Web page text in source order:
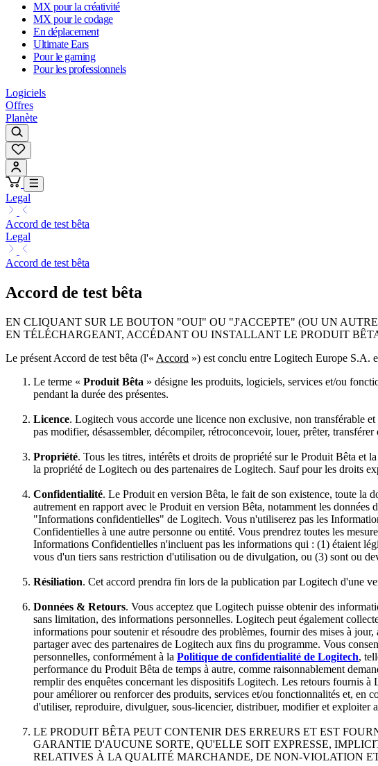
MX pour la créativité
MX pour le codage
En déplacement
Ultimate Ears
Pour le gaming
Pour les professionnels
Logiciels
Offres
Planète
Legal
Accord de test bêta
Legal
Accord de test bêta
Accord de test bêta
EN CLIQUANT SUR LE BOUTON "OUI" OU "J'ACCEPTE" (OU UN
EN TÉLÉCHARGEANT, ACCÉDANT OU INSTALLANT LE PRODUIT
Le présent Accord de test bêta (l'« Accord ») est conclu entre Logitech Europe S.A.
Le terme « Produit Bêta » désigne les produits, logiciels, services et/ou
pendant la durée des présentes.
Licence. Logitech vous accorde une licence non exclusive, non transférable
pas modifier, désassembler, décompiler, rétroconcevoir, louer, prêter,
Propriété. Tous les titres, intérêts et droits de propriété sur le Produit Bêta et
la propriété de Logitech ou des partenaires de Logitech. Sauf pour les droits
Confidentialité. Le Produit en version Bêta, le fait de son existence, toute la
autrement en rapport avec le Produit en version Bêta, notamment les
"Informations confidentielles" de Logitech. Vous n'utiliserez pas les
Confidentielles à une autre personne ou entité. Vous prendrez toutes les
Informations Confidentielles n'incluent pas les informations qui : (1) étaient
vous d'un tiers sans restriction d'utilisation ou de divulgation, ou (3) sont ou
Résiliation. Cet accord prendra fin lors de la publication par Logitech d'une
Données & Retours. Vous acceptez que Logitech puisse obtenir des
sans limitation, des informations personnelles. Logitech peut également
informations pour soutenir et résoudre des problèmes, fournir des mises à
partager avec des partenaires de Logitech aux fins du programme. Vous
personnelles, conformément à la Politique de confidentialité de Logitech,
performance du Produit Bêta de temps à autre, comme raisonnablement
remplir des enquêtes concernant les dispositifs Logitech. Les retours fournis
pour améliorer ou renforcer des produits, services et/ou fonctionnalités et, en
d'utiliser, reproduire, divulguer, sous-licencier, distribuer, modifier et exploiter
LE PRODUIT BÊTA PEUT CONTENIR DES ERREURS ET EST
GARANTIE D'AUCUNE SORTE, QU'ELLE SOIT EXPRESSE,
RELATIVES À LA QUALITÉ MARCHANDE, DE NON-VIOLATION